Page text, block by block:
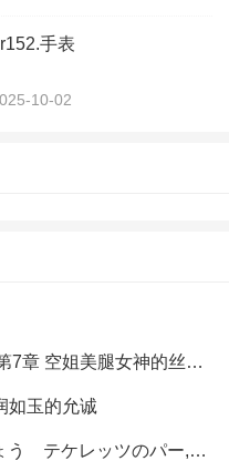
手表
10-02
性感的美腿女神之乱伦绿帽,第7章 空姐美腿女神的丝袜足交
如玉的允诚
アジャラカモクレン ごじょう テケレッツのパー,【No. 42 Rube Goldberg Machine】十四